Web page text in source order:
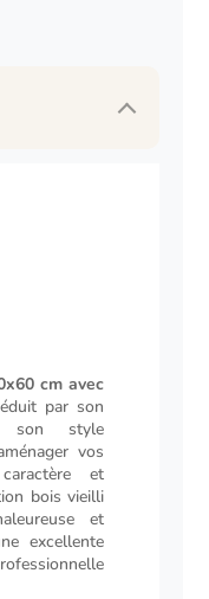
cm avec
par son
son style
vos
et
bois vieilli
et
excellente